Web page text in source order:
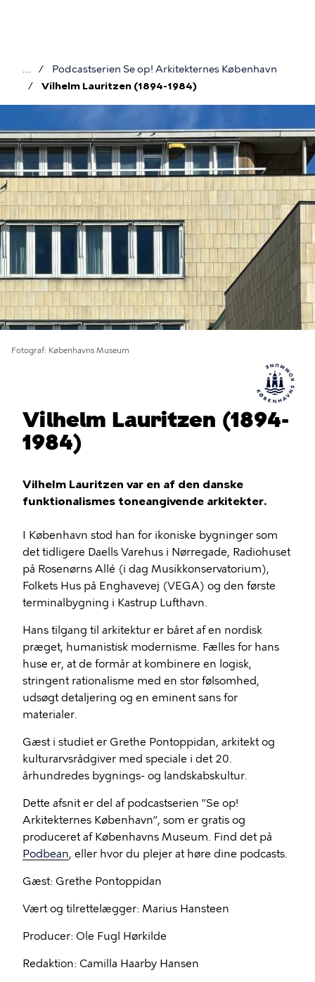
Brødkrumme
Podcastserien Se op! Arkitekternes København
Vilhelm Lauritzen (1894-1984)
Fotograf Københavns Museum
Vilhelm Lauritzen (1894-
1984)
Vilhelm Lauritzen var en af den danske
funktionalismes toneangivende arkitekter.
I København stod han for ikoniske bygninger som
det tidligere Daells Varehus i Nørregade, Radiohuset
på Rosenørns Allé (i dag Musikkonservatorium),
Folkets Hus på Enghavevej (VEGA) og den første
terminalbygning i Kastrup Lufthavn.
Hans tilgang til arkitektur er båret af en nordisk
præget, humanistisk modernisme. Fælles for hans
huse er, at de formår at kombinere en logisk,
stringent rationalisme med en stor følsomhed,
udsøgt detaljering og en eminent sans for
materialer.
Gæst i studiet er Grethe Pontoppidan, arkitekt og
kulturarvsrådgiver med speciale i det 20.
århundredes bygnings- og landskabskultur.
Dette afsnit er del af podcastserien ”Se op!
Arkitekternes København”, som er gratis og
produceret af Københavns Museum. Find det på
Podbean, eller hvor du plejer at høre dine podcasts.
Gæst: Grethe Pontoppidan
Vært og tilrettelægger: Marius Hansteen
Producer: Ole Fugl Hørkilde
Redaktion: Camilla Haarby Hansen